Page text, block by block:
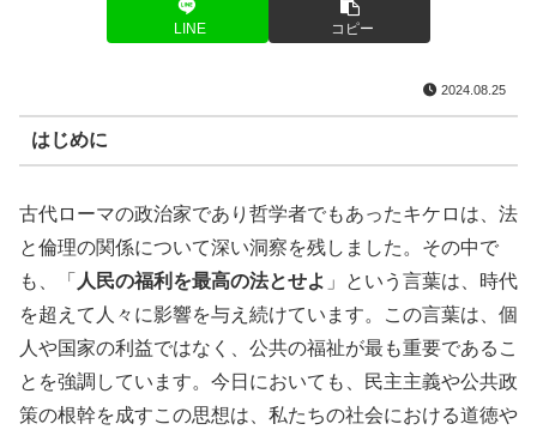
LINE コピー
2024.08.25
はじめに
古代ローマの政治家であり哲学者でもあったキケロは、法
と倫理の関係について深い洞察を残しました。その中で
も、「 人民の福利を最高の法とせよ 」という言葉は、時代
を超えて人々に影響を与え続けています。この言葉は、個
人や国家の利益ではなく、公共の福祉が最も重要であるこ
とを強調しています。今日においても、民主主義や公共政
策の根幹を成すこの思想は、私たちの社会における道徳や